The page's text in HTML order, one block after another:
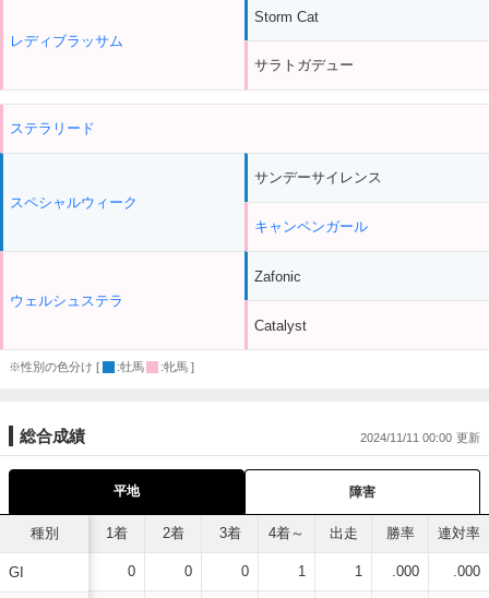
レディブラッサム
Storm Cat
サラトガデュー
ステラリード
スペシャルウィーク
ウェルシュステラ
サンデーサイレンス
キャンペンガール
Zafonic
Catalyst
※性別の色分け [ :牡馬 :牝馬 ]
総合成績 2024/11/11 00:00
平地 障害
種別
GI
1着 2着 3着 4着～ 出走 勝率 連対率
0 0 0 1 1 .000 .000